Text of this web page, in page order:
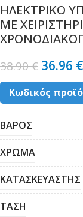
ΗΛΕΚΤΡΙΚΟ
ΜΕ
38.90€ 36.96 €
Κωδικός
ΒΑΡΟΣ
ΧΡΩΜΑ
ΚΑΤΑΣΚΕΥΑΣΤΗΣ
ΤΑΣΗ